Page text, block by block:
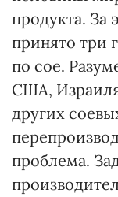
продукта.
принято три
по сое.
США,
других
проблема.